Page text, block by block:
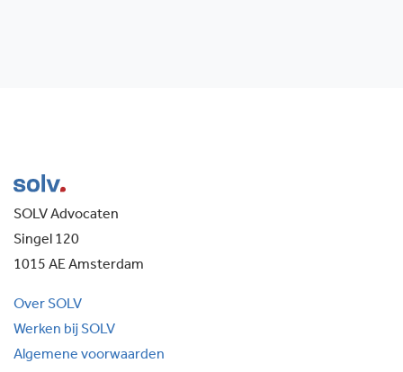
SOLV Advocaten
Singel 120
1015 AE Amsterdam
Over SOLV
Werken bij SOLV
Algemene voorwaarden